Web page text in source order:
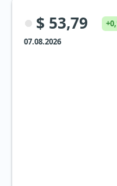
$ 53,79
07.08.2026